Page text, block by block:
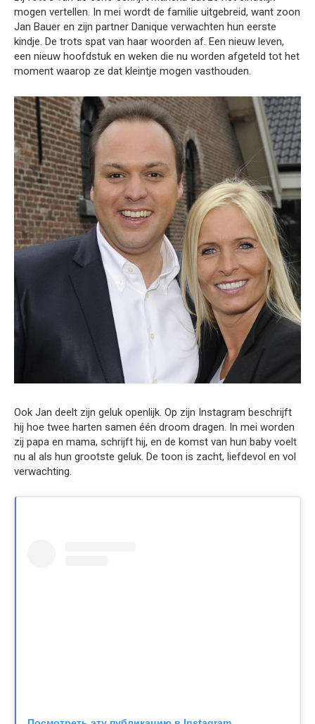
mogen vertellen. In mei wordt de familie uitgebreid, want zoon
Jan Bauer en zijn partner Danique verwachten hun eerste
kindje. De trots spat van haar woorden af. Een nieuw leven,
een nieuw hoofdstuk en weken die nu worden afgeteld tot het
moment waarop ze dat kleintje mogen vasthouden.
Ook Jan deelt zijn geluk openlijk. Op zijn Instagram beschrijft
hij hoe twee harten samen één droom dragen. In mei worden
zij papa en mama, schrijft hij, en de komst van hun baby voelt
nu al als hun grootste geluk. De toon is zacht, liefdevol en vol
verwachting.